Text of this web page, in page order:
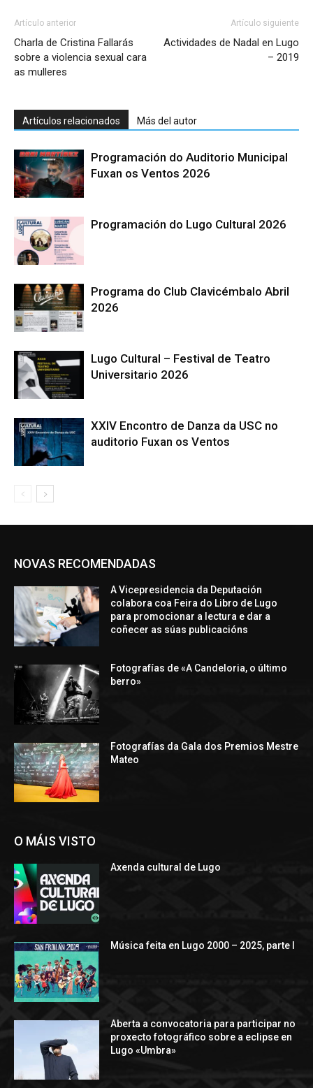
Artículo anterior
Charla de Cristina Fallarás
sobre a violencia sexual cara
as mulleres
Artículo siguiente
Actividades de Nadal en Lugo
– 2019
Artículos relacionados Más del autor
Programación do Auditorio Municipal
Fuxan os Ventos 2026
Programación do Lugo Cultural 2026
Programa do Club Clavicémbalo Abril
2026
Lugo Cultural – Festival de Teatro
Universitario 2026
XXIV Encontro de Danza da USC no
auditorio Fuxan os Ventos
NOVAS RECOMENDADAS
A Vicepresidencia da Deputación
colabora coa Feira do Libro de Lugo
para promocionar a lectura e dar a
coñecer as súas publicacións
Fotografías de «A Candeloria, o último
berro»
Fotografías da Gala dos Premios Mestre
Mateo
O MÁIS VISTO
Axenda cultural de Lugo
Música feita en Lugo 2000 – 2025, parte I
Aberta a convocatoria para participar no
proxecto fotográfico sobre a eclipse en
Lugo «Umbra»